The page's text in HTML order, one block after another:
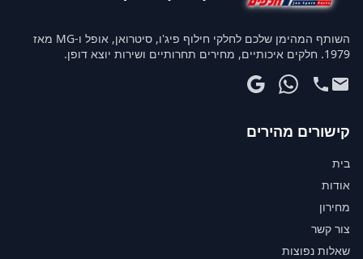
השותף המהימן שלכם לחלקי חילוף פיג'ו, סיטרואן, אופל ו-MG מאז
1979. חלקים איכותיים, מחירים תחרותיים ושירות יוצא דופן.
קישורים מהירים
בית
אודות
מחירון
צור קשר
שאלות נפוצות